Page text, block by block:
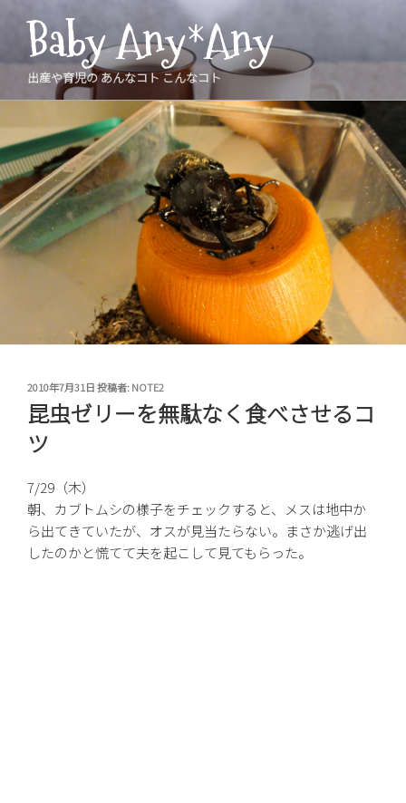
ツ
ス
キ
ッ
プ
Baby Any*Any
出産や育児の あんなコト こんなコト
投
稿
日:
2010年7月31日投稿者:NOTE2
昆虫ゼリーを無駄なく食べさせるコ
ツ
7/29（木）
朝、カブトムシの様子をチェックすると、メスは地中か
ら出てきていたが、オスが見当たらない。まさか逃げ出
したのかと慌てて夫を起こして見てもらった。